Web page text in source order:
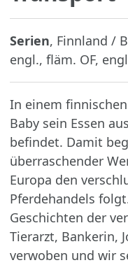
Serien, Finnland /
engl., fläm. OF,
In einem
Baby sein Essen
befindet. Damit
überraschender
Europa den
Pferdehandels
Geschichten der
Tierarzt, Bankerin,
verwoben und wir